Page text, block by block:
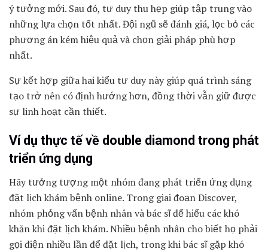
ý tưởng mới. Sau đó, tư duy thu hẹp giúp tập trung vào
những lựa chọn tốt nhất. Đội ngũ sẽ đánh giá, lọc bỏ các
phương án kém hiệu quả và chọn giải pháp phù hợp
nhất.
Sự kết hợp giữa hai kiểu tư duy này giúp quá trình sáng
tạo trở nên có định hướng hơn, đồng thời vẫn giữ được
sự linh hoạt cần thiết.
Ví dụ thực tế về double diamond trong phát
triển ứng dụng
Hãy tưởng tượng một nhóm đang phát triển ứng dụng
đặt lịch khám bệnh online. Trong giai đoạn Discover,
nhóm phỏng vấn bệnh nhân và bác sĩ để hiểu các khó
khăn khi đặt lịch khám. Nhiều bệnh nhân cho biết họ phải
gọi điện nhiều lần để đặt lịch, trong khi bác sĩ gặp khó